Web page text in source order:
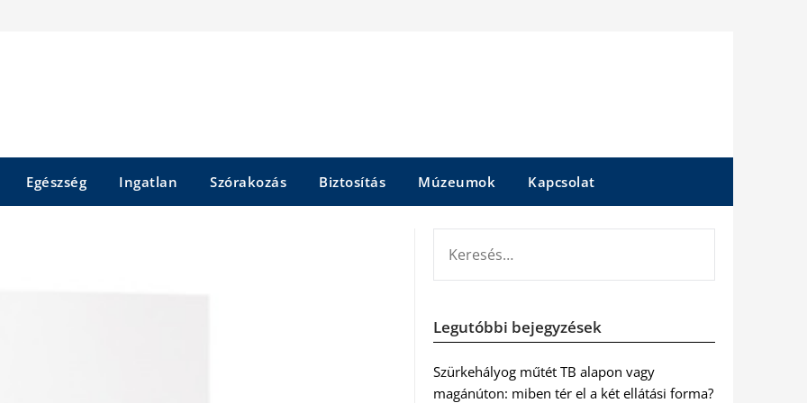
Egészség Ingatlan Szórakozás Biztosítás Múzeumok Kapcsolat
Legutóbbi bejegyzések
Szürkehályog műtét TB alapon vagy
magánúton: miben tér el a két ellátási forma?